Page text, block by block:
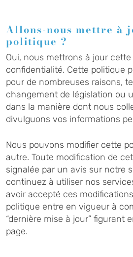
Allons-nous mettre à
politique ?
Oui, nous mettrons à jour
confidentialité. Cette politique
pour de nombreuses raisons,
changement de législation ou
dans la manière dont nous
divulguons vos informations
Nous pouvons modifier cette
autre. Toute modification de
signalée par un avis sur notre
continuez à utiliser nos
avoir accepté ces
politique entre en vigueur à
“dernière mise à jour” figurant
page.